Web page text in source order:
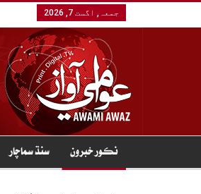
جمعہ, اگست 7, 2026
نڪور خبرون سنڌ سماچار